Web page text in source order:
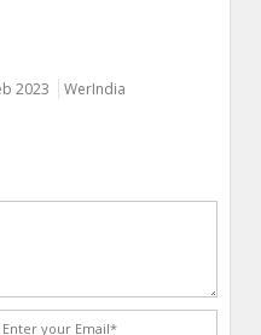
2023 WerIndia